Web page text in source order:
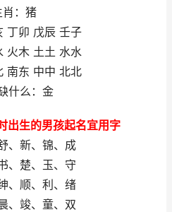
肖：猪
丁卯 戊辰 壬子
火木 土土 水水
南东 中中 北北
什么：金
出生的男孩起名宜用字
、新、锦、成
、楚、玉、守
、顺、利、绪
、竣、童、双